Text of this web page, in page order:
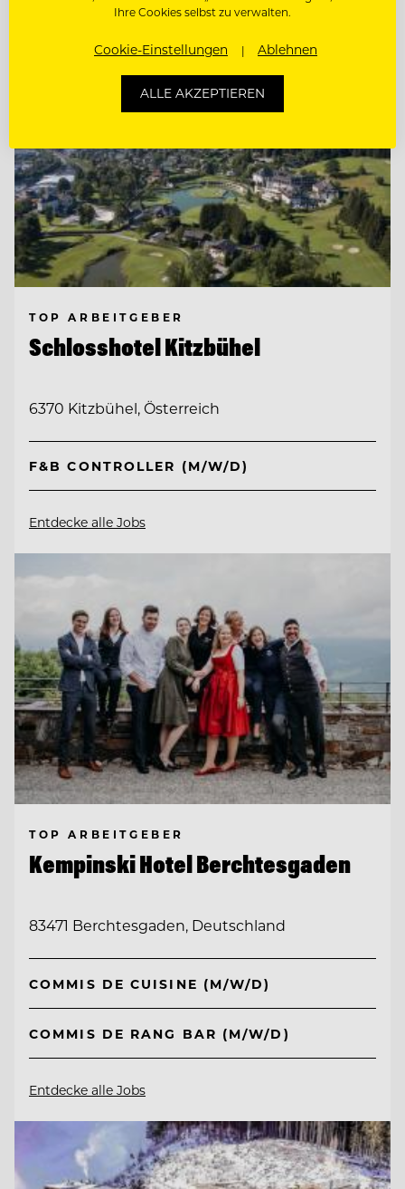
Entdecke alle Jobs
TOP ARBEITGEBER
Schlosshotel Kitzbühel
6370 Kitzbühel, Österreich
F&B CONTROLLER (M/W/D)
Entdecke alle Jobs
TOP ARBEITGEBER
Kempinski Hotel Berchtesgaden
83471 Berchtesgaden, Deutschland
COMMIS DE CUISINE (M/W/D)
COMMIS DE RANG BAR (M/W/D)
Entdecke alle Jobs
Ihre Cookies selbst zu verwalten.
Cookie-Einstellungen Ablehnen
ALLE AKZEPTIEREN